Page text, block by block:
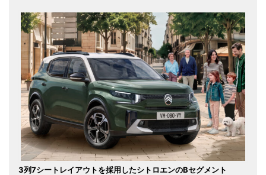
3列7シートレイアウトを採用したシトロエンのBセグメント